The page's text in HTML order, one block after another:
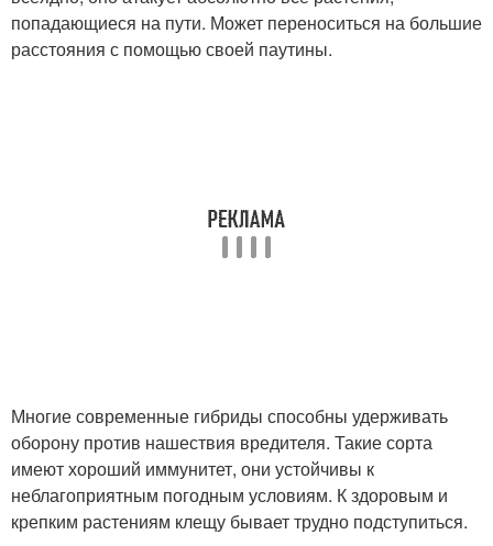
попадающиеся на пути. Может переноситься на большие
расстояния с помощью своей паутины.
Многие современные гибриды способны удерживать
оборону против нашествия вредителя. Такие сорта
имеют хороший иммунитет, они устойчивы к
неблагоприятным погодным условиям. К здоровым и
крепким растениям клещу бывает трудно подступиться.